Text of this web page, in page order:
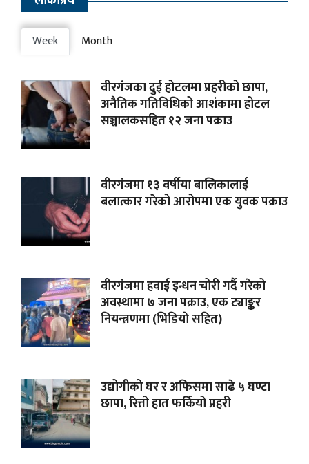
Week Month
वीरगंजका दुई होटलमा प्रहरीको छापा,
अनैतिक गतिविधिको आशंकामा होटल
सञ्चालकसहित १२ जना पक्राउ
वीरगंजमा १३ वर्षीया बालिकालाई
बलात्कार गरेको आरोपमा एक युवक पक्राउ
वीरगंजमा हवाई इन्धन चोरी गर्दै गरेको
अवस्थामा ७ जना पक्राउ, एक ट्याङ्कर
नियन्त्रणमा (भिडियाे सहित)
उद्योगीको घर र अफिसमा साढे ५ घण्टा
छापा, रित्तो हात फर्कियो प्रहरी